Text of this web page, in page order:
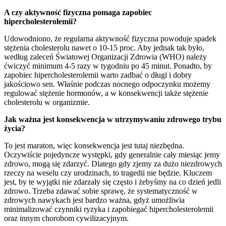
A czy aktywność fizyczna pomaga zapobiec
hipercholesterolemii?
Udowodniono, że regularna aktywność fizyczna powoduje spadek
stężenia cholesterolu nawet o 10-15 proc. Aby jednak tak było,
według zaleceń Światowej Organizacji Zdrowia (WHO) należy
ćwiczyć minimum 4-5 razy w tygodniu po 45 minut. Ponadto, by
zapobiec hipercholesterolemii warto zadbać o długi i dobry
jakościowo sen. Właśnie podczas nocnego odpoczynku możemy
regulować stężenie hormonów, a w konsekwencji także stężenie
cholesterolu w organizmie.
Jak ważna jest konsekwencja w utrzymywaniu zdrowego trybu
życia?
To jest maraton, więc konsekwencja jest tutaj niezbędna.
Oczywiście pojedyncze występki, gdy generalnie cały miesiąc jemy
zdrowo, mogą się zdarzyć. Dlatego gdy zjemy za dużo niezdrowych
rzeczy na weselu czy urodzinach, to tragedii nie będzie. Kluczem
jest, by te wyjątki nie zdarzały się często i żebyśmy na co dzień jedli
zdrowo. Trzeba zdawać sobie sprawę, że systematyczność w
zdrowych nawykach jest bardzo ważna, gdyż umożliwia
minimalizować czynniki ryzyka i zapobiegać hipercholesterolemii
oraz innym chorobom cywilizacyjnym.